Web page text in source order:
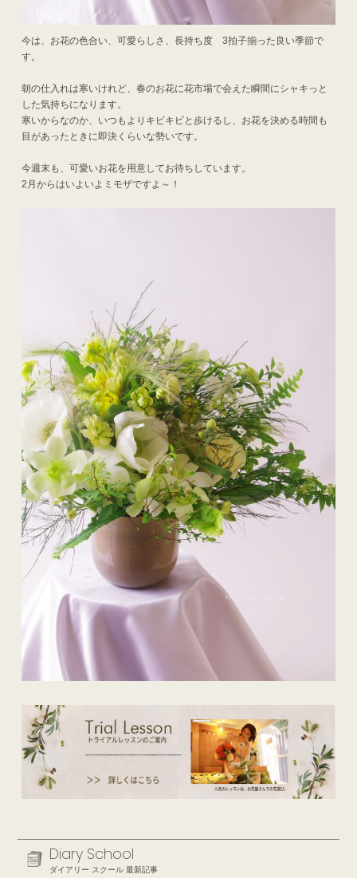
今は、お花の色合い、可愛らしさ、長持ち度 3拍子揃った良い季節で
す。
朝の仕入れは寒いけれど、春のお花に花市場で会えた瞬間にシャキっと
した気持ちになります。
寒いからなのか、いつもよりキビキビと歩けるし、お花を決める時間も
目があったときに即決くらいな勢いです。
今週末も、可愛いお花を用意してお待ちしています。
2月からはいよいよミモザですよ～！
Diary School
ダイアリー スクール 最新記事